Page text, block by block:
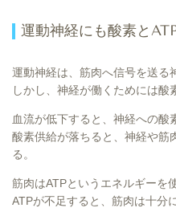
運動神経にも酸素と
運動神経は、筋肉へ信号を送る
しかし、神経が働くためには酸
血流が低下すると、神経への酸
酸素供給が落ちると、神経や筋
る。
筋肉はATPというエネルギーを
ATPが不足すると、筋肉は十分